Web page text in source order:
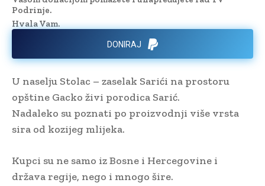
Podrinje.
Hvala Vam.
DONIRAJ
U naselju Stolac – zaselak Sarići na prostoru
opštine Gacko živi porodica Sarić.
Nadaleko su poznati po proizvodnji više vrsta
sira od kozijeg mlijeka.
Kupci su ne samo iz Bosne i Hercegovine i
država regije, nego i mnogo šire.